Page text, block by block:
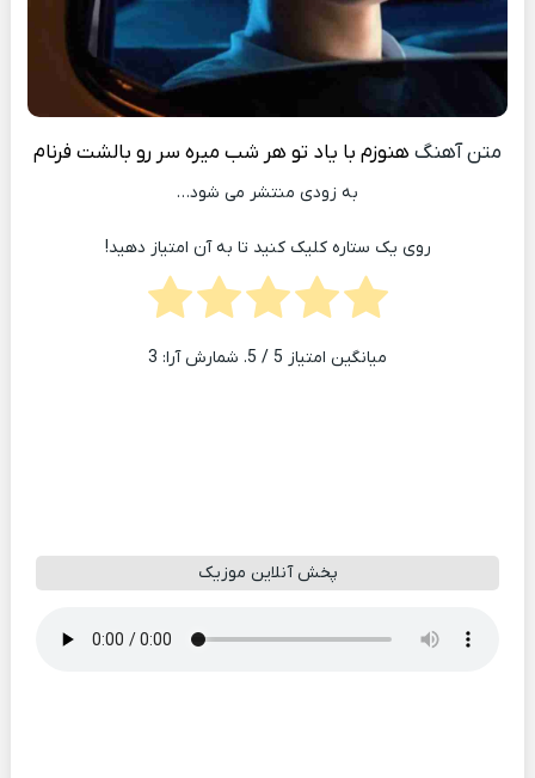
متن آهنگ هنوزم با یاد تو هر شب میره سر رو بالشت فرنام
به زودی منتشر می شود…
روی یک ستاره کلیک کنید تا به آن امتیاز دهید!
میانگین امتیاز 5 / 5. شمارش آرا: 3
پخش آنلاین موزیک